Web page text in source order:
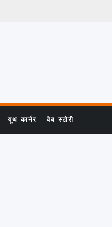
यूथ कार्नर वेब स्टोरी